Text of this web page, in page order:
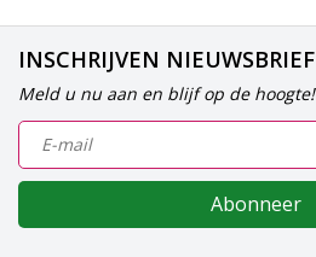
INSCHRIJVEN NIEUWSBRIEF
Meld u nu aan en blijf op de hoogte!
Abonneer